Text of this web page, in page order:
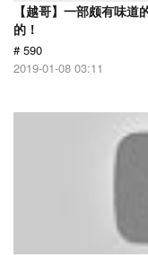
【越哥】一部颇有味
的！
# 590
2019-01-08 03:11